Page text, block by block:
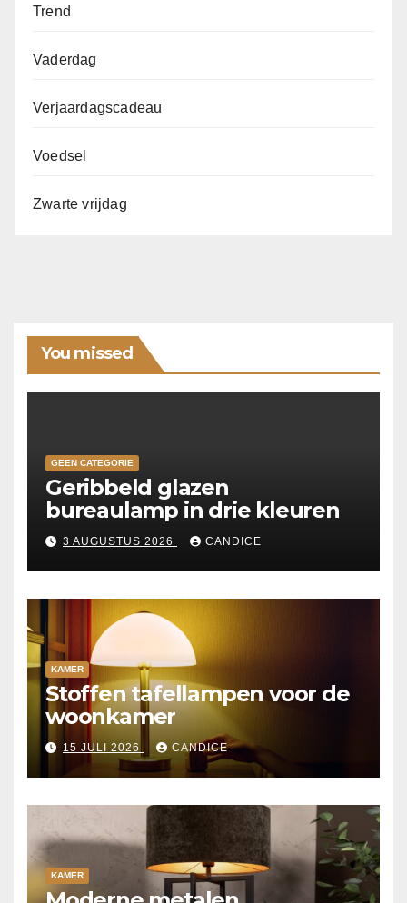
Trend
Vaderdag
Verjaardagscadeau
Voedsel
Zwarte vrijdag
You missed
GEEN CATEGORIE
Geribbeld glazen
bureaulamp in drie kleuren
3 AUGUSTUS 2026 CANDICE
KAMER
Stoffen tafellampen voor de
woonkamer
15 JULI 2026 CANDICE
KAMER